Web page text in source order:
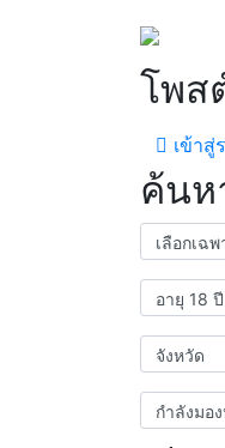
โพส
เข้า
ค้นห